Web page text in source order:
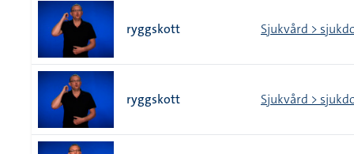
ryggskott Sjukvård >
ryggskott Sjukvård >